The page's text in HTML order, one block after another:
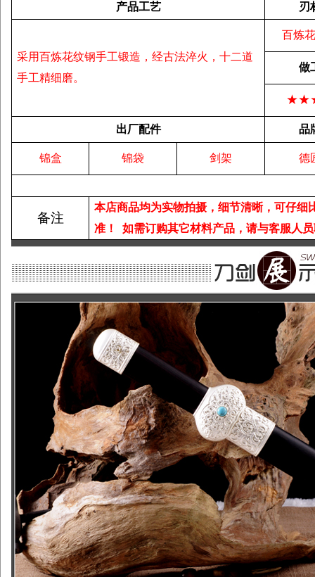
产品工艺 刃
采用百炼花纹钢手工锻造，经古法淬火，十二道
手工精细磨。
百炼
做
出厂配件 品
锦盒 锦袋 剑架 德
备注
本店商品均为实物拍摄，细节清晰，可仔
准！
如需订购其它材料产品，请与客服人